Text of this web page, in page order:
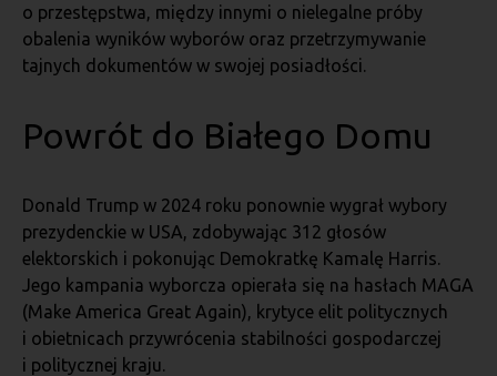
o przestępstwa, między innymi o nielegalne próby
obalenia wyników wyborów oraz przetrzymywanie
tajnych dokumentów w swojej posiadłości.
Powrót do Białego Domu
Donald Trump w 2024 roku ponownie wygrał wybory
prezydenckie w USA, zdobywając 312 głosów
elektorskich i pokonując Demokratkę Kamalę Harris.
Jego kampania wyborcza opierała się na hasłach MAGA
(Make America Great Again), krytyce elit politycznych
i obietnicach przywrócenia stabilności gospodarczej
i politycznej kraju.